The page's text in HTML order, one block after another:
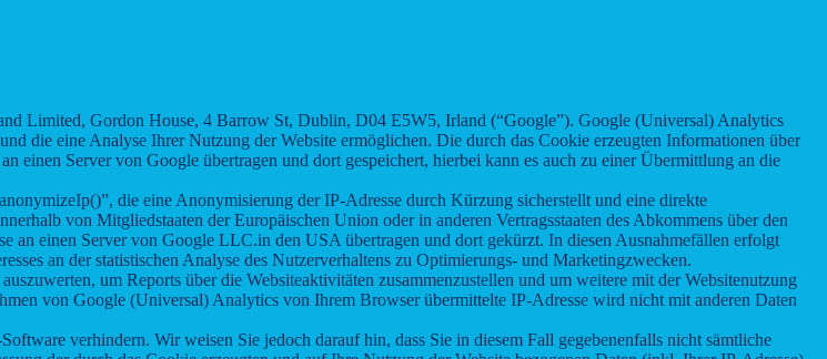
Limited, Gordon House, 4 Barrow St, Dublin, D04 E5W5, Irland (“Google”). Google (Universal) Analytics
die eine Analyse Ihrer Nutzung der Website ermöglichen. Die durch das Cookie erzeugten Informationen über
einen Server von Google übertragen und dort gespeichert, hierbei kann es auch zu einer Übermittlung an die
die eine Anonymisierung der IP-Adresse durch Kürzung sicherstellt und eine direkte
von Mitgliedstaaten der Europäischen Union oder in anderen Vertragsstaaten des Abkommens über den
einen Server von Google LLC.in den USA übertragen und dort gekürzt. In diesen Ausnahmefällen erfolgt
an der statistischen Analyse des Nutzerverhaltens zu Optimierungs- und Marketingzwecken.
um Reports über die Websiteaktivitäten zusammenzustellen und um weitere mit der Websitenutzung
von Google (Universal) Analytics von Ihrem Browser übermittelte IP-Adresse wird nicht mit anderen Daten
verhindern. Wir weisen Sie jedoch darauf hin, dass Sie in diesem Fall gegebenenfalls nicht sämtliche